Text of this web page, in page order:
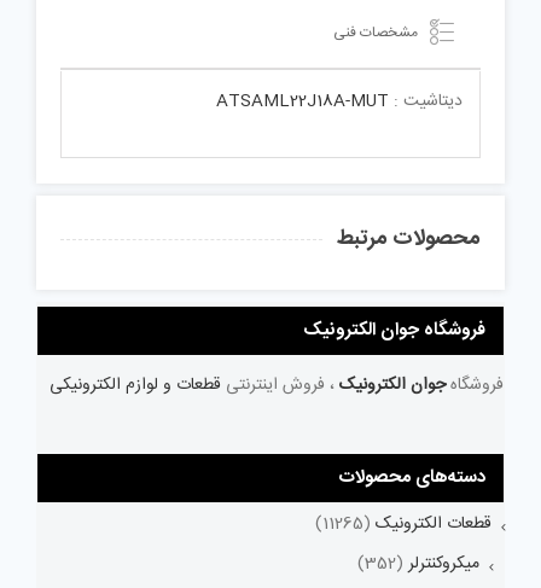
مشخصات فنی
دیتاشیت : ATSAML22J18A-MUT
محصولات مرتبط
فروشگاه جوان الکترونیک
فروشگاهجوان الکترونیک ، فروش اینترنتی قطعات و لوازم الکترونیکی
دسته‌های محصولات
قطعات الکترونیک (11265)
میکروکنترلر (352)